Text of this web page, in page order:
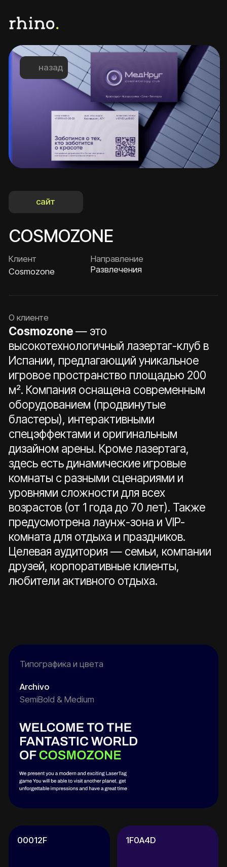
назад
Cosmozone
Развлечения
COSMOZONE
Cosmozone— это
Испании, предлагающий уникальное
игровое пространство площадью 200
дизайном арены. Кроме лазертага,
здесь есть динамические игровые
комнаты с разными сценариями и
уровнями сложности для всех
возрастов (от 1 года до 70 лет). Также
предусмотрена лаунж-зона и VIP-
комната для отдыха и праздников.
Целевая аудитория — семьи, компании
друзей, корпоративные клиенты,
любители активного отдыха.
Типографика и цвета
Archivo
SemiBold & Medium
FFB010 ➡ FF00C0
79FF44
Задача
Требовалось разработать лендинг на
WordPress, который презентует
уникальные преимущества Cosmozone,
информирует об игровых форматах,
зонах отдыха, безопасности и
доступности для разных возрастов, а
также стимулирует бронирование игр.
футуристический дизайн, адаптивная
вёрстка, высокая скорость загрузки,
интуитивная навигация, выраженные